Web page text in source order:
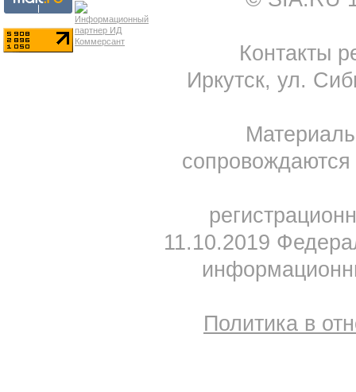
Контакты
Иркутск, ул.
11.10.2019
Политика в